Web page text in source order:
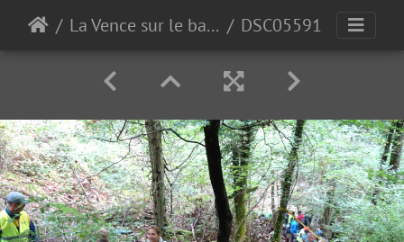
La Vence sur le bas de Quaix DSC05591